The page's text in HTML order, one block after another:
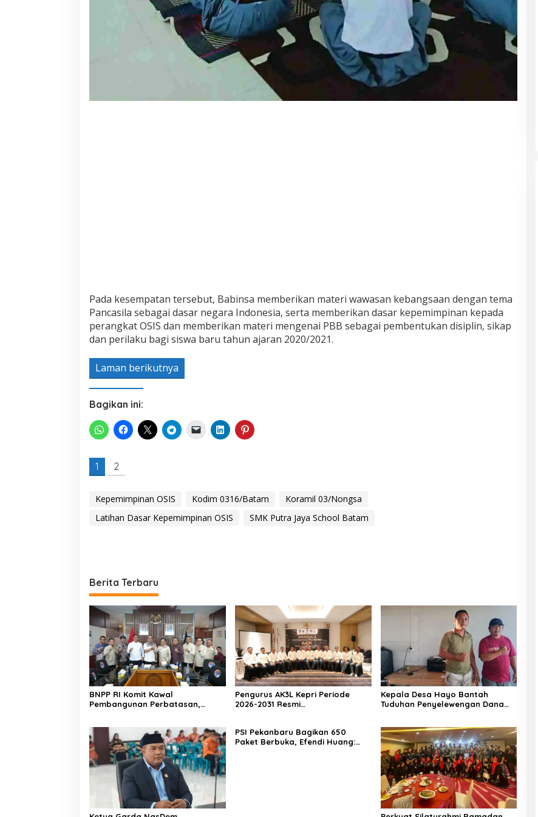
Pada kesempatan tersebut, Babinsa memberikan materi wawasan kebangsaan dengan tema
Pancasila sebagai dasar negara Indonesia, serta memberikan dasar kepemimpinan kepada
perangkat OSIS dan memberikan materi mengenai PBB sebagai pembentukan disiplin, sikap
dan perilaku bagi siswa baru tahun ajaran 2020/2021.
Laman berikutnya
Bagikan ini:
1 2
Kepemimpinan OSIS Kodim 0316/Batam
Koramil 03/Nongsa
Latihan Dasar Kepemimpinan OSIS
SMK Putra Jaya School Batam
Berita Terbaru
BNPP RI Komit Kawal
Pembangunan Perbatasan,
Kepulauan Meranti
Pengurus AK3L Kepri Periode
2026-2031 Resmi
Kepala Desa Hayo Bantah
Tuduhan Penyelewengan Dana
PSI Pekanbaru Bagikan 650
Paket Berbuka, Efendi Huang: